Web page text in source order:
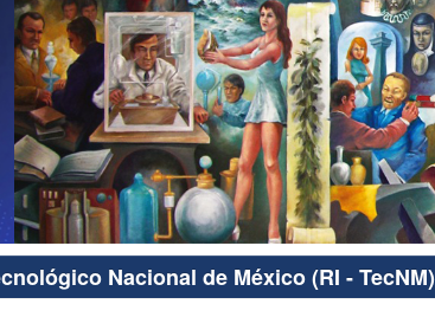
Nacional de México (RI - TecNM)